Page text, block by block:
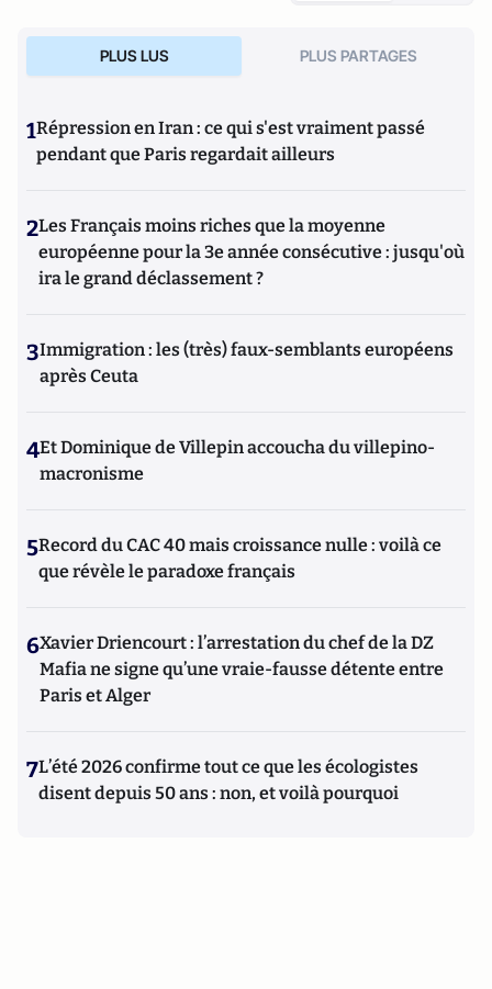
PLUS LUS PLUS PARTAGES
1Répression en Iran : ce qui s'est vraiment passé
pendant que Paris regardait ailleurs
2Les Français moins riches que la moyenne
européenne pour la 3e année consécutive : jusqu'où
ira le grand déclassement ?
3Immigration : les (très) faux-semblants européens
après Ceuta
4Et Dominique de Villepin accoucha du villepino-
macronisme
5Record du CAC 40 mais croissance nulle : voilà ce
que révèle le paradoxe français
6Xavier Driencourt : l’arrestation du chef de la DZ
Mafia ne signe qu’une vraie-fausse détente entre
Paris et Alger
7L’été 2026 confirme tout ce que les écologistes
disent depuis 50 ans : non, et voilà pourquoi